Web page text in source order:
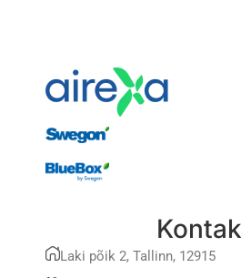
Laki põik 2, Tallinn, 12915